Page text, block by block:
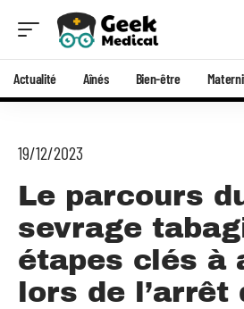
Actualité Aînés Bien-être
19/12/2023
Le parcours
sevrage
étapes clés à
lors de l’arrêt